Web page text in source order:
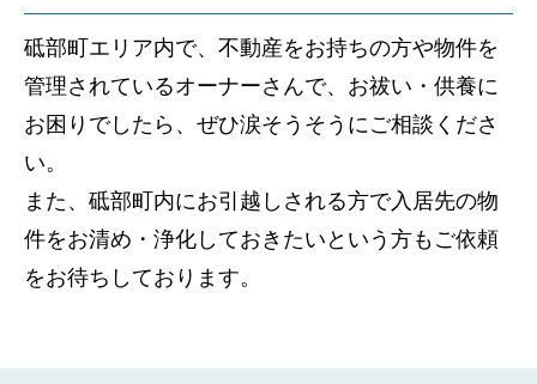
砥部町エリア内で、不動産をお持ちの方や物件を
管理されているオーナーさんで、お祓い・供養に
お困りでしたら、ぜひ涙そうそうにご相談くださ
い。
また、砥部町内にお引越しされる方で入居先の物
件をお清め・浄化しておきたいという方もご依頼
をお待ちしております。